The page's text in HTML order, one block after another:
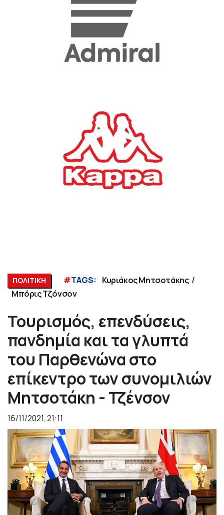
ΠΟΛΙΤΙΚΗ #TAGS:
Κυριάκος Μητσοτάκης
Μπόρις Τζόνσον
Τουρισμός, επενδύσεις,
πανδημία και τα γλυπτά
του Παρθενώνα στο
επίκεντρο των συνομιλιών
Μητσοτάκη - Τζένσον
16/11/2021, 21:11